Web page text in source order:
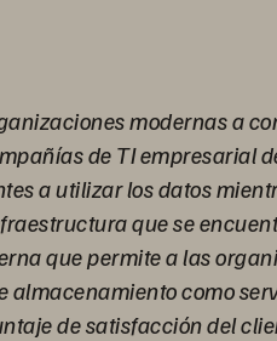
modernas a
de TI empresarial
a utilizar los datos
que se
que permite a las
almacenamiento como
de satisfacción del